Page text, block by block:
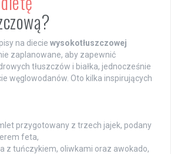
na diecie wysokotłuszczowej
zaplanowane, aby zapewnić
tłuszczów i białka, jednocześnie
węglowodanów. Oto kilka inspirujących
przygotowany z trzech jajek, podany
feta,
z tuńczykiem, oliwkami oraz awokado,